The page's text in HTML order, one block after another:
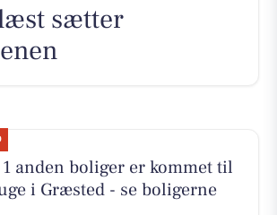
sætter
anden boliger er kommet til
i Græsted - se boligerne